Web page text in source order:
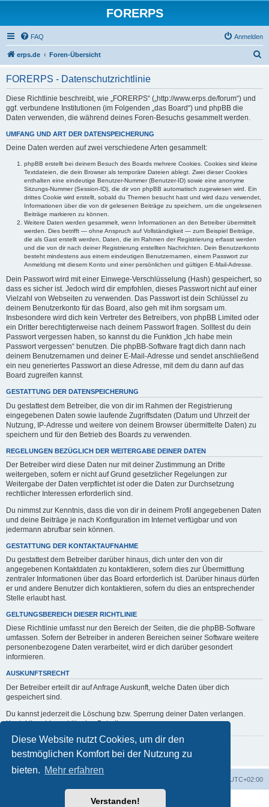
Diese Website nutzt Cookies, um dir den
bestmöglichen Komfort bei der Nutzung zu
bieten. Mehr erfahren
Verstanden!
FORERPS
FAQ Anmelden
erps.de Foren-Übersicht
FORERPS - Datenschutzrichtlinie
Diese Richtlinie beschreibt, wie „FORERPS“ („http://www.erps.de/forum“) und
ggf. verbundene Institutionen (im Folgenden „das Board“) und phpBB die
Daten verwenden, die während deines Foren-Besuchs gesammelt werden.
UMFANG UND ART DER DATENSPEICHERUNG
Deine Daten werden auf zwei verschiedene Arten gesammelt:
phpBB erstellt bei deinem Besuch des Boards mehrere Cookies. Cookies sind kleine
Textdateien, die dein Browser als temporäre Dateien ablegt. Zwei dieser Cookies
enthalten eine eindeutige Benutzer-Nummer (Benutzer-ID) sowie eine anonyme
Sitzungs-Nummer (Session-ID), die dir von phpBB automatisch zugewiesen wird. Ein
drittes Cookie wird erstellt, sobald du Themen besucht hast und wird dazu verwendet,
Informationen über die von dir gelesenen Beiträge zu speichern, um die ungelesenen
Beiträge markieren zu können.
Weitere Daten werden gesammelt, wenn Informationen an den Betreiber übermittelt
werden. Dies betrifft — ohne Anspruch auf Vollständigkeit — zum Beispiel Beiträge,
die als Gast erstellt werden, Daten, die im Rahmen der Registrierung erfasst werden
und die von dir nach deiner Registrierung erstellten Nachrichten. Dein Benutzerkonto
besteht mindestens aus einem eindeutigen Benutzernamen, einem Passwort zur
Anmeldung mit diesem Konto und einer persönlichen und gültigen E-Mail-Adresse.
Dein Passwort wird mit einer Einwege-Verschlüsselung (Hash) gespeichert, so
dass es sicher ist. Jedoch wird dir empfohlen, dieses Passwort nicht auf einer
Vielzahl von Webseiten zu verwenden. Das Passwort ist dein Schlüssel zu
deinem Benutzerkonto für das Board, also geh mit ihm sorgsam um.
Insbesondere wird dich kein Vertreter des Betreibers, von phpBB Limited oder
ein Dritter berechtigterweise nach deinem Passwort fragen. Solltest du dein
Passwort vergessen haben, so kannst du die Funktion „Ich habe mein
Passwort vergessen“ benutzen. Die phpBB-Software fragt dich dann nach
deinem Benutzernamen und deiner E-Mail-Adresse und sendet anschließend
ein neu generiertes Passwort an diese Adresse, mit dem du dann auf das
Board zugreifen kannst.
GESTATTUNG DER DATENSPEICHERUNG
Du gestattest dem Betreiber, die von dir im Rahmen der Registrierung
eingegebenen Daten sowie laufende Zugriffsdaten (Datum und Uhrzeit der
Nutzung, IP-Adresse und weitere von deinem Browser übermittelte Daten) zu
speichern und für den Betrieb des Boards zu verwenden.
REGELUNGEN BEZÜGLICH DER WEITERGABE DEINER DATEN
Der Betreiber wird diese Daten nur mit deiner Zustimmung an Dritte
weitergeben, sofern er nicht auf Grund gesetzlicher Regelungen zur
Weitergabe der Daten verpflichtet ist oder die Daten zur Durchsetzung
rechtlicher Interessen erforderlich sind.
Du nimmst zur Kenntnis, dass die von dir in deinem Profil angegebenen Daten
und deine Beiträge je nach Konfiguration im Internet verfügbar und von
jedermann abrufbar sein können.
GESTATTUNG DER KONTAKTAUFNAHME
Du gestattest dem Betreiber darüber hinaus, dich unter den von dir
angegebenen Kontaktdaten zu kontaktieren, sofern dies zur Übermittlung
zentraler Informationen über das Board erforderlich ist. Darüber hinaus dürfen
er und andere Benutzer dich kontaktieren, sofern du dies an entsprechender
Stelle erlaubt hast.
GELTUNGSBEREICH DIESER RICHTLINIE
Diese Richtlinie umfasst nur den Bereich der Seiten, die die phpBB-Software
umfassen. Sofern der Betreiber in anderen Bereichen seiner Software weitere
personenbezogene Daten verarbeitet, wird er dich darüber gesondert
informieren.
AUSKUNFTSRECHT
Der Betreiber erteilt dir auf Anfrage Auskunft, welche Daten über dich
gespeichert sind.
Du kannst jederzeit die Löschung bzw. Sperrung deiner Daten verlangen.
Kontaktiere hierzu bitte den Betreiber.
Zurück zur vorherigen Seite
UTC+02:00
Powered byphpBB® Forum Software © phpBB Limited